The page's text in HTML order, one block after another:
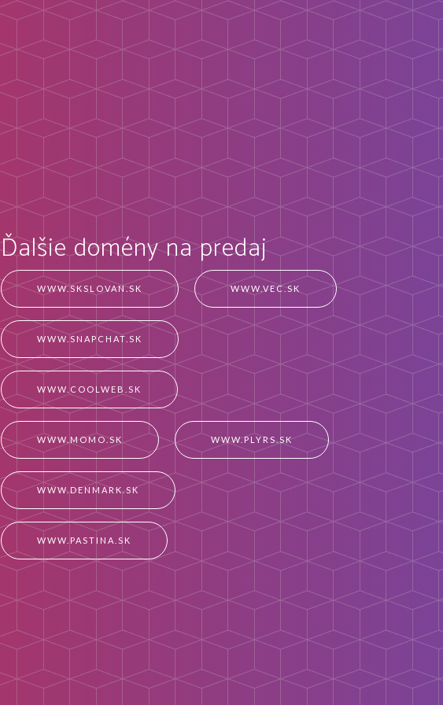
Ďalšie domény na predaj
WWW.SKSLOVAN.SK WWW.VEC.SK
WWW.SNAPCHAT.SK
WWW.COOLWEB.SK
WWW.MOMO.SK WWW.PLYRS.SK
WWW.DENMARK.SK
WWW.PASTINA.SK